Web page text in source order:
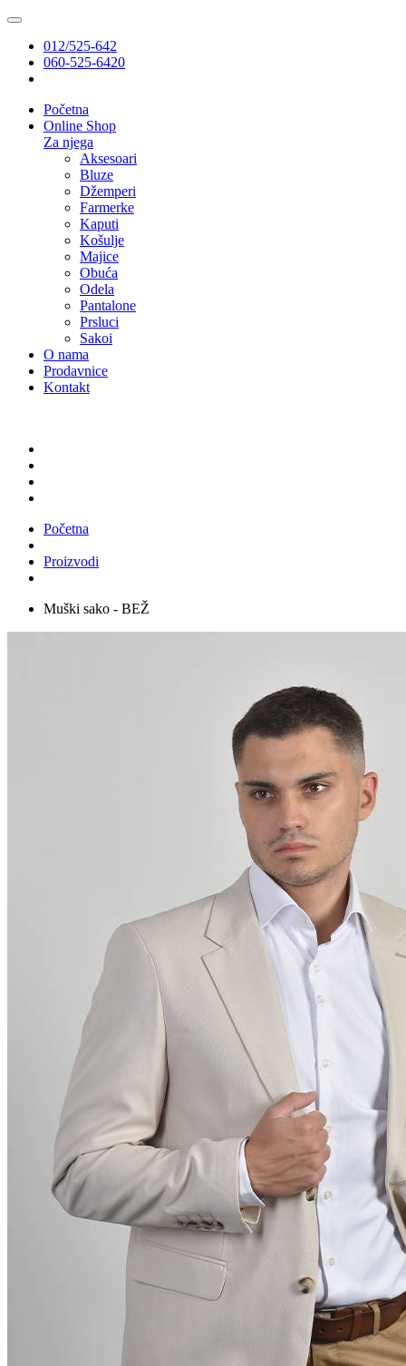
012/525-642
060-525-6420
Početna
Online Shop
Za njega
Aksesoari
Bluze
Džemperi
Farmerke
Kaputi
Košulje
Majice
Obuća
Odela
Pantalone
Prsluci
Sakoi
O nama
Prodavnice
Kontakt
Početna
Proizvodi
Muški sako - BEŽ